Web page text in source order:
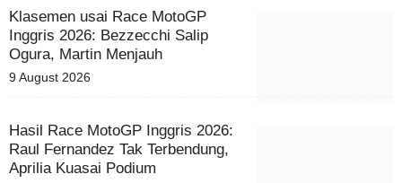
Klasemen usai Race MotoGP
Inggris 2026: Bezzecchi Salip
Ogura, Martin Menjauh
9 August 2026
Hasil Race MotoGP Inggris 2026:
Raul Fernandez Tak Terbendung,
Aprilia Kuasai Podium